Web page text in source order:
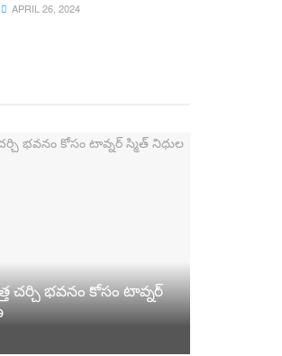
APRIL 26, 2024
చర్చి భవనం కోసం టావ్నర్